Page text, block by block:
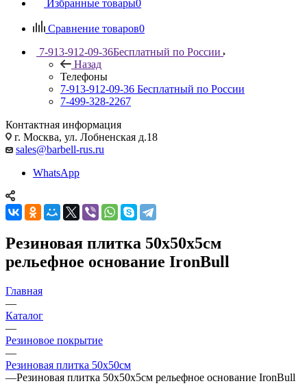
Избранные товары0
Сравнение товаров0
7-913-912-09-36Бесплатный по России
Назад
Телефоны
7-913-912-09-36 Бесплатный по России
7-499-328-2267
Контактная информация
г. Москва, ул. Лобненская д.18
sales@barbell-rus.ru
WhatsApp
Резиновая плитка 50х50х5см
рельефное основание IronBull
Главная
—
Каталог
—
Резиновое покрытие
—
Резиновая плитка 50х50см
—Резиновая плитка 50х50х5см рельефное основание IronBull